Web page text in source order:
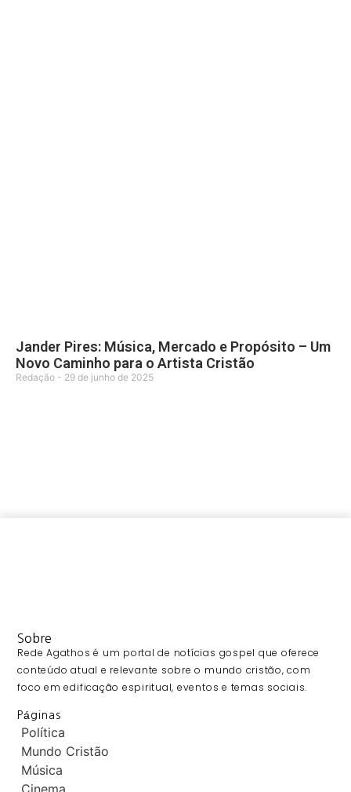
Jander Pires: Música, Mercado e Propósito – Um
Novo Caminho para o Artista Cristão
Redação 29 de junho de 2025
Sobre
Rede Agathos é um portal de notícias gospel que oferece
conteúdo atual e relevante sobre o mundo cristão, com
foco em edificação espiritual, eventos e temas sociais.
Páginas
Política
Mundo Cristão
Música
Cinema